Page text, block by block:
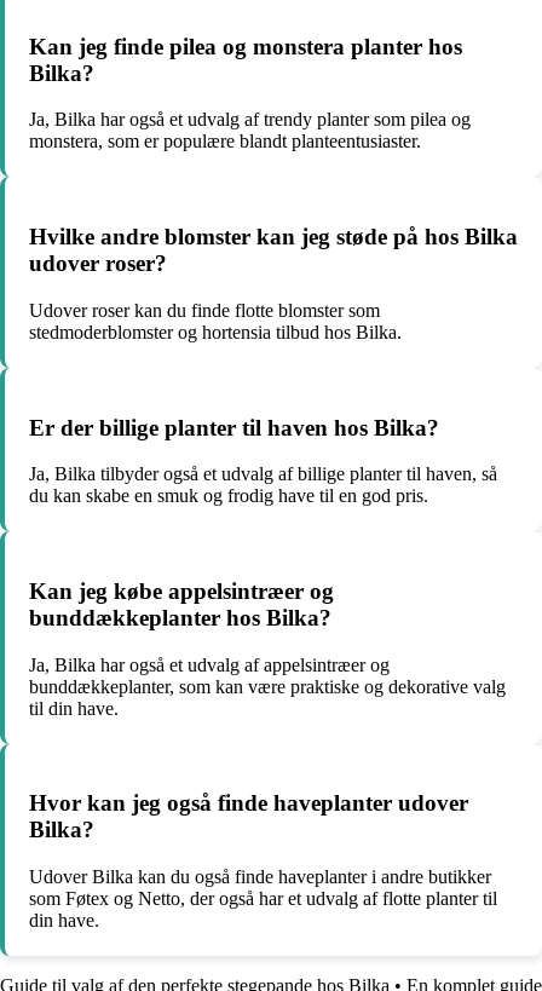
Kan jeg finde pilea og monstera planter hos
Bilka?
Ja, Bilka har også et udvalg af trendy planter som pilea og
monstera, som er populære blandt planteentusiaster.
Hvilke andre blomster kan jeg støde på hos Bilka
udover roser?
Udover roser kan du finde flotte blomster som
stedmoderblomster og hortensia tilbud hos Bilka.
Er der billige planter til haven hos Bilka?
Ja, Bilka tilbyder også et udvalg af billige planter til haven, så
du kan skabe en smuk og frodig have til en god pris.
Kan jeg købe appelsintræer og
bunddækkeplanter hos Bilka?
Ja, Bilka har også et udvalg af appelsintræer og
bunddækkeplanter, som kan være praktiske og dekorative valg
til din have.
Hvor kan jeg også finde haveplanter udover
Bilka?
Udover Bilka kan du også finde haveplanter i andre butikker
som Føtex og Netto, der også har et udvalg af flotte planter til
din have.
Guide til valg af den perfekte stegepande hos Bilka • En komplet guide